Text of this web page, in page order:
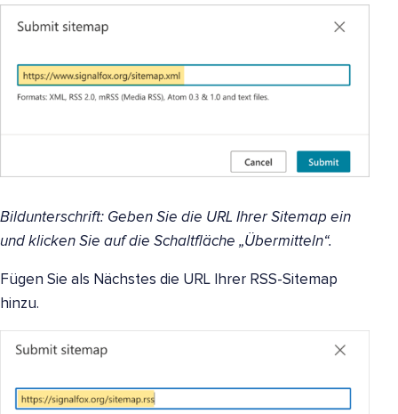
Bildunterschrift: Geben Sie die URL Ihrer Sitemap ein
und klicken Sie auf die Schaltfläche „Übermitteln“.
Fügen Sie als Nächstes die URL Ihrer RSS-Sitemap
hinzu.